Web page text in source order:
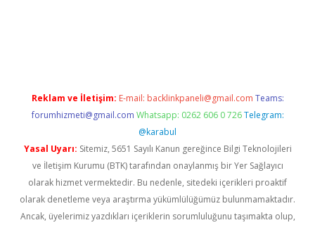
Reklam ve İletişim: E-mail: backlinkpaneli@gmail.com Teams:
forumhizmeti@gmail.com Whatsapp: 0262 606 0 726 Telegram:
@karabul
Yasal Uyarı: Sitemiz, 5651 Sayılı Kanun gereğince Bilgi Teknolojileri
ve İletişim Kurumu (BTK) tarafından onaylanmış bir Yer Sağlayıcı
olarak hizmet vermektedir. Bu nedenle, sitedeki içerikleri proaktif
olarak denetleme veya araştırma yükümlülüğümüz bulunmamaktadır.
Ancak, üyelerimiz yazdıkları içeriklerin sorumluluğunu taşımakta olup,